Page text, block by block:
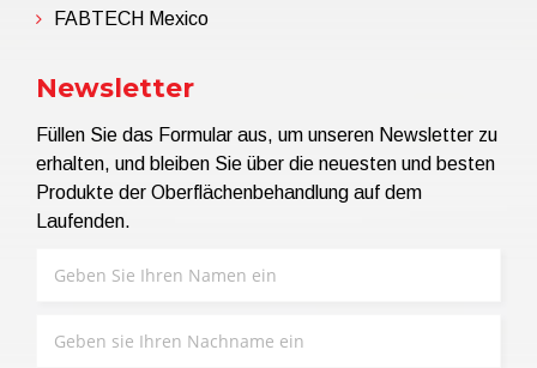
FABTECH Mexico
Newsletter
Füllen Sie das Formular aus, um unseren Newsletter zu
erhalten, und bleiben Sie über die neuesten und besten
Produkte der Oberflächenbehandlung auf dem
Laufenden.